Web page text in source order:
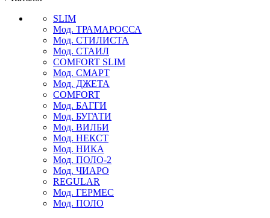
SLIM
Мод. ТРАМАРОССА
Мод. СТИЛИСТА
Мод. СТАИЛ
COMFORT SLIM
Мод. СМАРТ
Мод. ДЖЕТА
COMFORT
Мод. БАГГИ
Мод. БУГАТИ
Мод. ВИЛБИ
Мод. НЕКСТ
Мод. НИКА
Мод. ПОЛО-2
Мод. ЧИАРО
REGULAR
Мод. ГЕРМЕС
Мод. ПОЛО